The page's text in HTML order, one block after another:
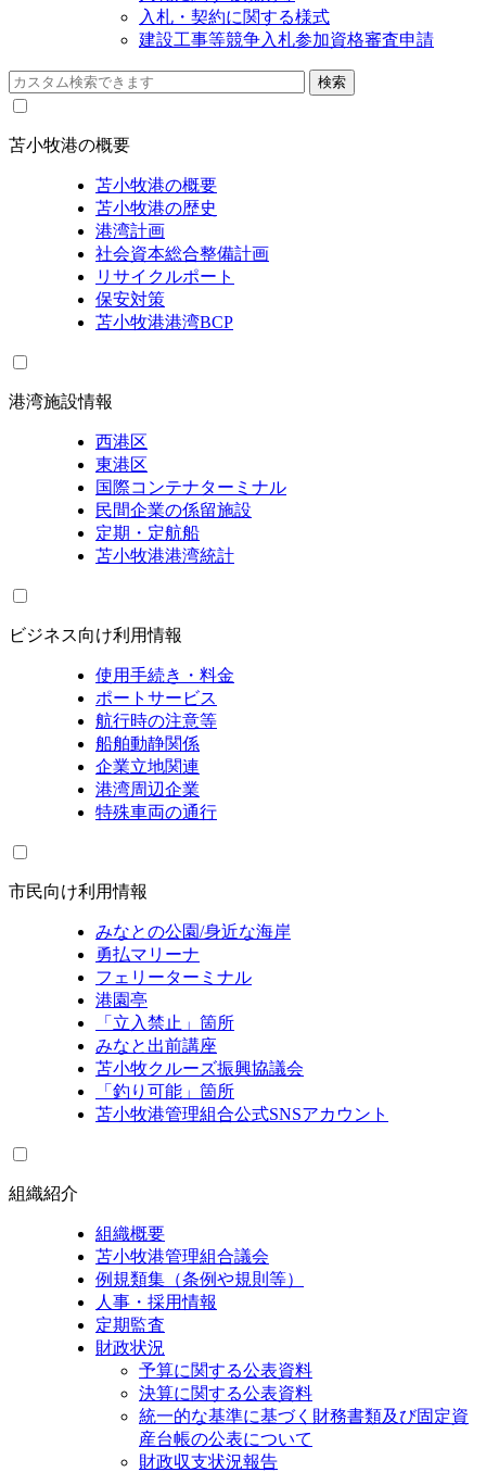
入札・契約に関する様式
建設工事等競争入札参加資格審査申請
苫小牧港の概要
苫小牧港の概要
苫小牧港の歴史
港湾計画
社会資本総合整備計画
リサイクルポート
保安対策
苫小牧港港湾BCP
港湾施設情報
西港区
東港区
国際コンテナターミナル
民間企業の係留施設
定期・定航船
苫小牧港港湾統計
ビジネス向け利用情報
使用手続き・料金
ポートサービス
航行時の注意等
船舶動静関係
企業立地関連
港湾周辺企業
特殊車両の通行
市民向け利用情報
みなとの公園/身近な海岸
勇払マリーナ
フェリーターミナル
港園亭
「立入禁止」箇所
みなと出前講座
苫小牧クルーズ振興協議会
「釣り可能」箇所
苫小牧港管理組合公式SNSアカウント
組織紹介
組織概要
苫小牧港管理組合議会
例規類集（条例や規則等）
人事・採用情報
定期監査
財政状況
予算に関する公表資料
決算に関する公表資料
統一的な基準に基づく財務書類及び固定資
産台帳の公表について
財政収支状況報告